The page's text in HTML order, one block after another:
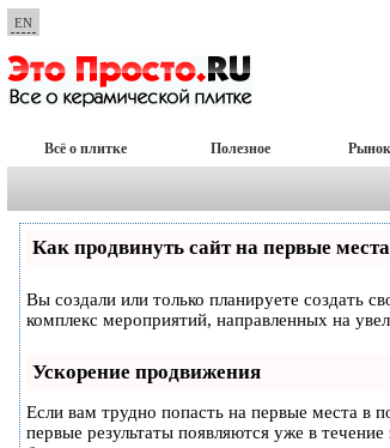
EN
Всё о плитке Полезное
Как продвинуть сайт на первые
Вы создали или только планируете создать
комплекс мероприятий, направленных на
Ускорение продвижения
Если вам трудно попасть на первые места в
первые результаты появляются уже в